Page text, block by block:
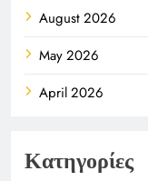
August 2026
May 2026
April 2026
Κατηγορίες